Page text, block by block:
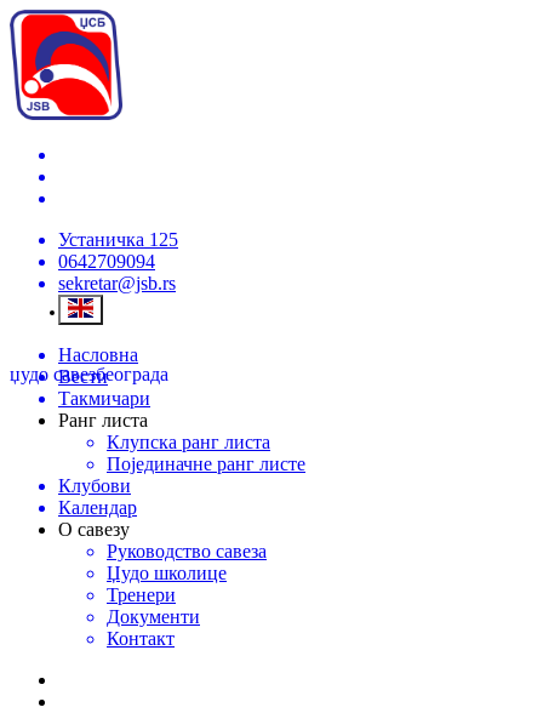
Устаничка 125
0642709094
sekretar@jsb.rs
џудо савезбеограда
Насловна
Вести
Такмичари
Ранг листа
Клупска ранг листа
Појединачне ранг листе
Клубови
Календар
О савезу
Руководство савеза
Џудо школице
Тренери
Документи
Контакт